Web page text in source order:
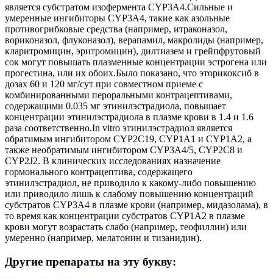
является субстратом изофермента CYP3A4.Сильные и
умеренные ингибиторы CYP3A4, такие как азольные
противогрибковые средства (например, итраконазол,
вориконазол, флуконазол), верапамил, макролиды (например,
кларитромицин, эритромицин), дилтиазем и грейпфрутовый
сок могут повышать плазменные концентрации эстрогена или
прогестина, или их обоих.Было показано, что эторикоксиб в
дозах 60 и 120 мг/сут при совместном приеме с
комбинированными пероральными контрацептивами,
содержащими 0.035 мг этинилэстрадиола, повышает
концентрации этинилэстрадиола в плазме крови в 1.4 и 1.6
раза соответственно.In vitro этинилэстрадиол является
обратимым ингибитором CYP2C19, CYP1A1 и CYP1A2, а
также необратимым ингибитором CYP3A4/5, CYP2C8 и
CYP2J2. В клинических исследованиях назначение
гормонального контрацептива, содержащего
этинилэстрадиол, не приводило к какому-либо повышению
или приводило лишь к слабому повышению концентраций
субстратов CYP3A4 в плазме крови (например, мидазолама), в
то время как концентрации субстратов CYP1A2 в плазме
крови могут возрастать слабо (например, теофиллин) или
умеренно (например, мелатонин и тизанидин).
Другие препараты на эту букву: